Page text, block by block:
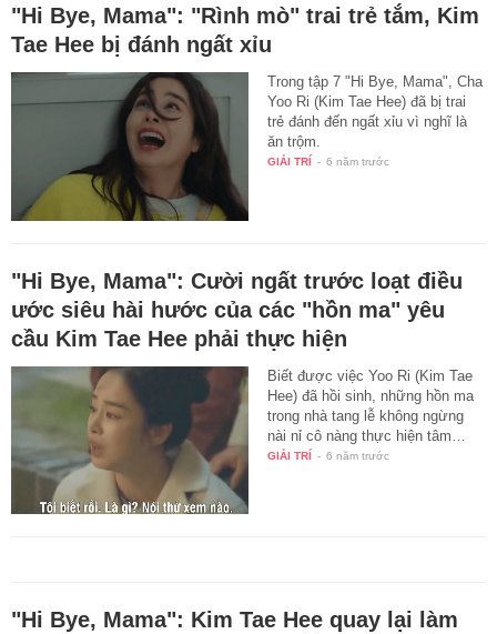
"Hi Bye, Mama": "Rình mò" trai trẻ tắm, Kim
Tae Hee bị đánh ngất xỉu
Trong tập 7 "Hi Bye, Mama", Cha
Yoo Ri (Kim Tae Hee) đã bị trai
trẻ đánh đến ngất xỉu vì nghĩ là
ăn trộm.
GIẢI TRÍ - 6 năm trước
"Hi Bye, Mama": Cười ngất trước loạt điều
ước siêu hài hước của các "hồn ma" yêu
cầu Kim Tae Hee phải thực hiện
Biết được việc Yoo Ri (Kim Tae
Hee) đã hồi sinh, những hồn ma
trong nhà tang lễ không ngừng
nài nỉ cô nàng thực hiện tâm…
GIẢI TRÍ - 6 năm trước
"Hi Bye, Mama": Kim Tae Hee quay lại làm